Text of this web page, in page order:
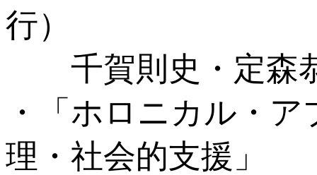
行）
千賀則史・定森恭
・「ホロニカル・
理・社会的支援」